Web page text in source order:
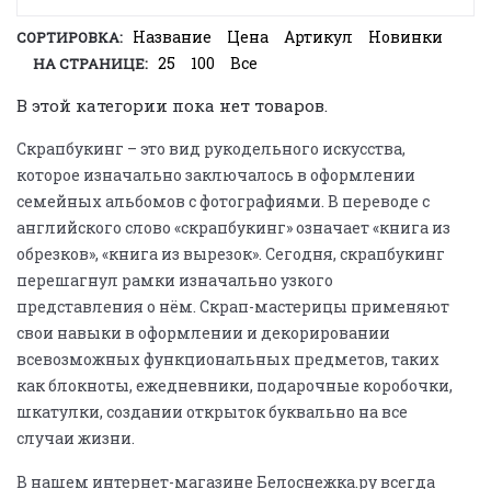
СОРТИРОВКА: Название Цена Артикул Новинки
НА СТРАНИЦЕ: 25 100 Все
В этой категории пока нет товаров.
Скрапбукинг – это вид рукодельного искусства,
которое изначально заключалось в оформлении
семейных альбомов с фотографиями. В переводе с
английского слово «скрапбукинг» означает «книга из
обрезков», «книга из вырезок». Сегодня, скрапбукинг
перешагнул рамки изначально узкого
представления о нём. Скрап-мастерицы применяют
свои навыки в оформлении и декорировании
всевозможных функциональных предметов, таких
как блокноты, ежедневники, подарочные коробочки,
шкатулки, создании открыток буквально на все
случаи жизни.
В нашем интернет-магазине Белоснежка.ру всегда